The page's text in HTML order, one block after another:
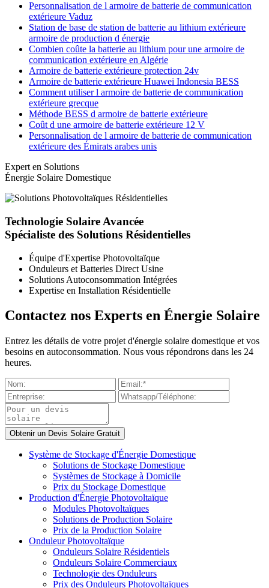
Personnalisation de l armoire de batterie de communication
extérieure Vaduz
Station de base de station de batterie au lithium extérieure
armoire de production d énergie
Combien coûte la batterie au lithium pour une armoire de
communication extérieure en Algérie
Armoire de batterie extérieure protection 24v
Armoire de batterie extérieure Huawei Indonesia BESS
Comment utiliser l armoire de batterie de communication
extérieure grecque
Méthode BESS d armoire de batterie extérieure
Coût d une armoire de batterie extérieure 12 V
Personnalisation de l armoire de batterie de communication
extérieure des Émirats arabes unis
Expert en Solutions
Énergie Solaire Domestique
Technologie Solaire Avancée
Spécialiste des Solutions Résidentielles
Équipe d'Expertise Photovoltaïque
Onduleurs et Batteries Direct Usine
Solutions Autoconsommation Intégrées
Expertise en Installation Résidentielle
Contactez nos Experts en Énergie Solaire
Entrez les détails de votre projet d'énergie solaire domestique et vos
besoins en autoconsommation. Nous vous répondrons dans les 24
heures.
Système de Stockage d'Énergie Domestique
Solutions de Stockage Domestique
Systèmes de Stockage à Domicile
Prix du Stockage Domestique
Production d'Énergie Photovoltaïque
Modules Photovoltaïques
Solutions de Production Solaire
Prix de la Production Solaire
Onduleur Photovoltaïque
Onduleurs Solaire Résidentiels
Onduleurs Solaire Commerciaux
Technologie des Onduleurs
Prix des Onduleurs Photovoltaïques